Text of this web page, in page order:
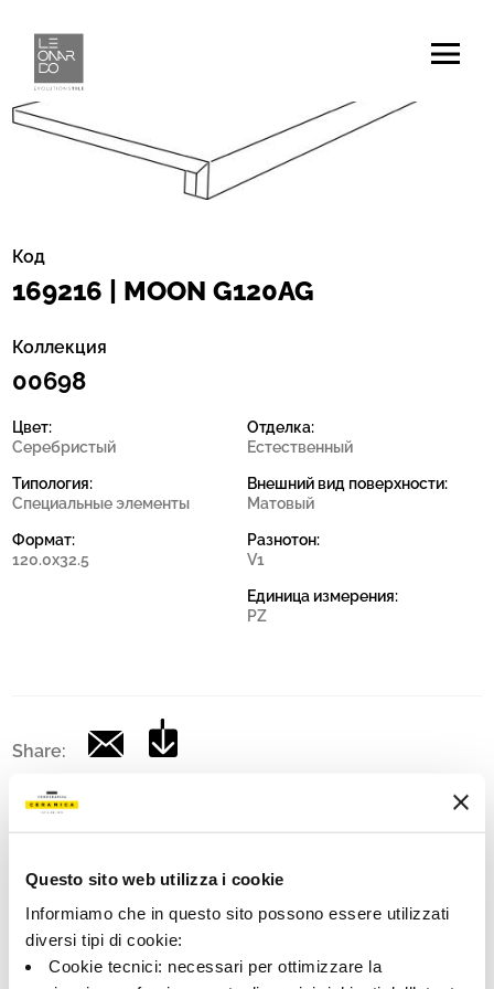
Questo sito web utilizza i cookie
Informiamo che in questo sito possono essere utilizzati
diversi tipi di cookie:
Cookie tecnici: necessari per ottimizzare la
Код
169216 | MOON G120AG
Коллекция
00698
Цвет:
Серебристый
Типология:
Специальные элементы
Формат:
120.0x32.5
Отделка:
Естественный
Внешний вид поверхности:
Матовый
Разнотон:
V1
Единица измерения:
PZ
Share: